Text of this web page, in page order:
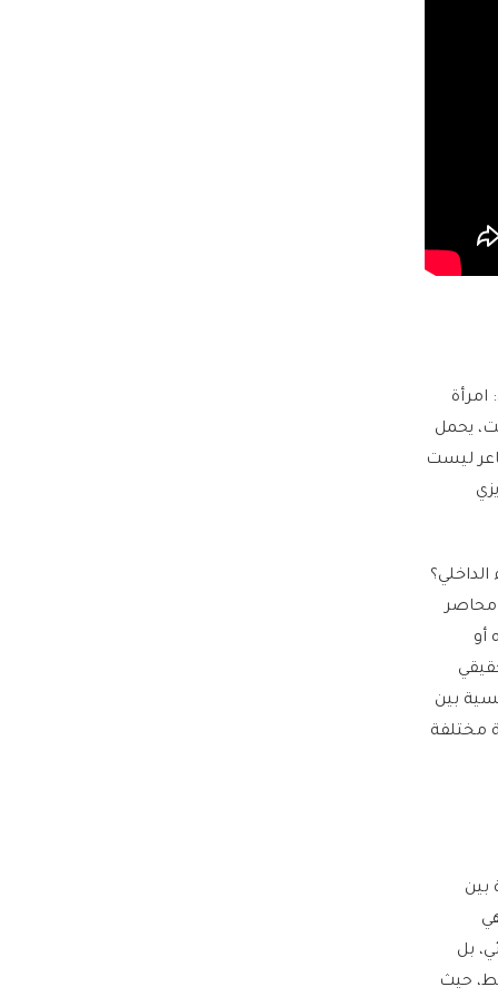
يحمل
ليست
محاصر
أو
بين
مختلفة
بين
بل
حيث